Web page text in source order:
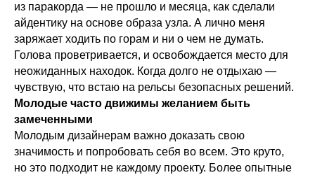
из паракорда — не прошло и месяца, как сделали
айдентику на основе образа узла. А лично меня
заряжает ходить по горам и ни о чем не думать.
Голова проветривается, и освобождается место для
неожиданных находок. Когда долго не отдыхаю —
чувствую, что встаю на рельсы безопасных решений.
Молодые часто движимы желанием быть
замеченными
Молодым дизайнерам важно доказать свою
значимость и попробовать себя во всем. Это круто,
но это подходит не каждому проекту. Более опытные